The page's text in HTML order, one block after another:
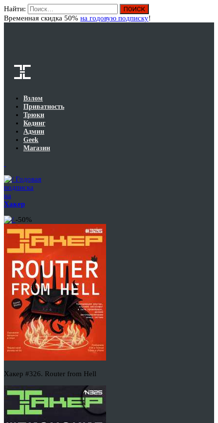
Найти:
Временная скидка 50% на годовую подписку!
Взлом
Приватность
Трюки
Кодинг
Админ
Geek
Магазин
Годовая
подписка
на
Хакер
-50%
Хакер #326. Router from Hell